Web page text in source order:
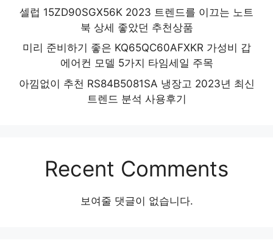
셀럽 15ZD90SGX56K 2023 트렌드를 이끄는 노트
북 상세 좋았던 추천상품
미리 준비하기 좋은 KQ65QC60AFXKR 가성비 갑
에어컨 모델 5가지 타임세일 주목
아낌없이 추천 RS84B5081SA 냉장고 2023년 최신
트렌드 분석 사용후기
Recent Comments
보여줄 댓글이 없습니다.